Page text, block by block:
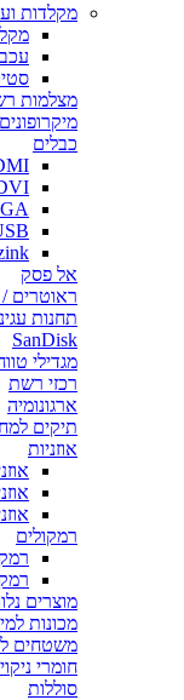
מקלדות
מצלמות
מיקרופונים
כבלים
אל פסק
ראוטרים
תחנות
SanDisk
מגדילי
רכזי רשת
ארגונומיה
תיקים
אוזניות
רמקולים
מוצרים
מכונות
משטחים
חומרי
סוללות